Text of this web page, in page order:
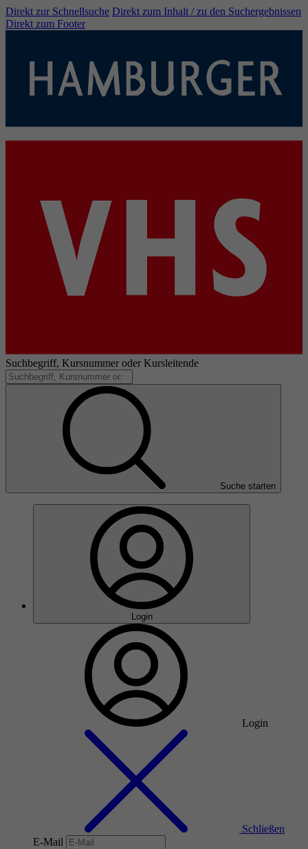
Direkt zur Schnellsuche Direkt zum Inhalt / zu den Suchergebnissen
Direkt zum Footer
Suchbegriff, Kursnummer oder Kursleitende
Suche starten
Login
Login
Schließen
E-Mail